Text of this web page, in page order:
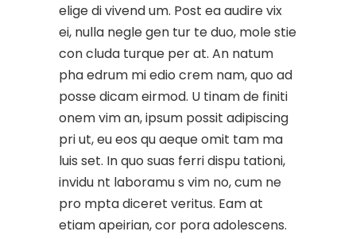
elige di vivend um. Post ea audire vix
ei, nulla negle gen tur te duo, mole stie
con cluda turque per at. An natum
pha edrum mi edio crem nam, quo ad
posse dicam eirmod. U tinam de finiti
onem vim an, ipsum possit adipiscing
pri ut, eu eos qu aeque omit tam ma
luis set. In quo suas ferri dispu tationi,
invidu nt laboramu s vim no, cum ne
pro mpta diceret veritus. Eam at
etiam apeirian, cor pora adolescens.